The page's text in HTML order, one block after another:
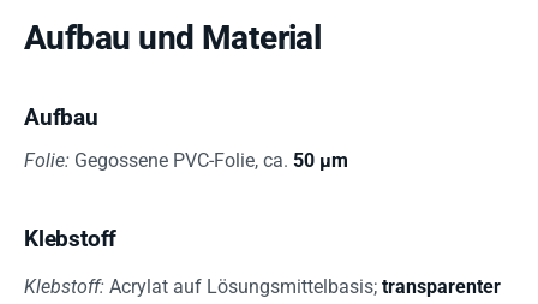
Aufbau und Material
Aufbau
Folie: Gegossene PVC-Folie, ca. 50 µm
Klebstoff
Klebstoff: Acrylat auf Lösungsmittelbasis; transparenter